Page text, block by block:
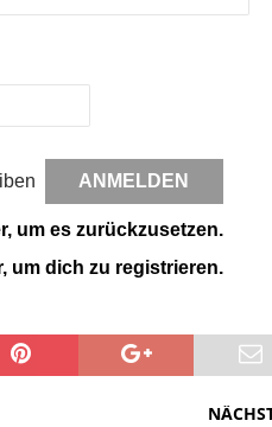
um es zurückzusetzen.
um dich zu registrieren.